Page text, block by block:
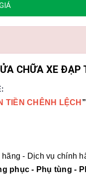
CHỮA XE ĐẠP
TIỀN CHÊNH LỆCH ”
- Dịch vụ chính
phục - Phụ tùng -